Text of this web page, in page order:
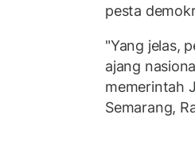
pesta
"Yang jelas,
ajang
memerintah
Semarang,